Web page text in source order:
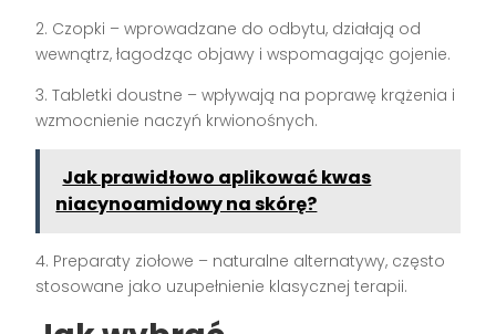
2. Czopki – wprowadzane do odbytu, działają od
wewnątrz, łagodząc objawy i wspomagając gojenie.
3. Tabletki doustne – wpływają na poprawę krążenia i
wzmocnienie naczyń krwionośnych.
Jak prawidłowo aplikować kwas
niacynoamidowy na skórę?
4. Preparaty ziołowe – naturalne alternatywy, często
stosowane jako uzupełnienie klasycznej terapii.